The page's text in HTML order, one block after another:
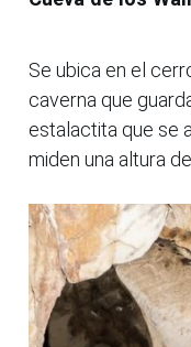
Se ubica en el
caverna que
estalactita que se
miden una altura